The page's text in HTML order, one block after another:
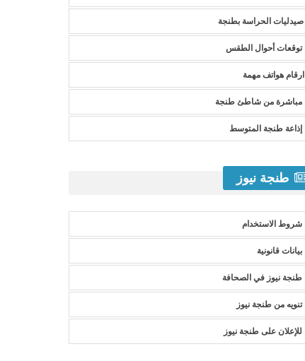
صيدليات الحراسة بطنجة
توقعات أحوال الطقس
ارقام هواتف مهمة
مباشرة من شاطئ طنجة
إذاعة طنجة المتوسط
طنجة نيوز
شروط الاستخدام
بيانات قانونية
طنجة نيوز في الصحافة
تنويه من طنجة نيوز
للإعلان على طنجة نيوز